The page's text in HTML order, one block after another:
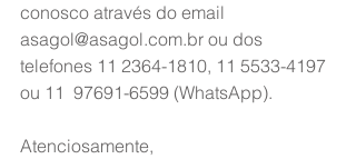
conosco através do email
asagol@asagol.com.br ou dos
telefones 11 2364-1810, 11 5533-4197
ou 11  97691-6599 (WhatsApp).
Atenciosamente,